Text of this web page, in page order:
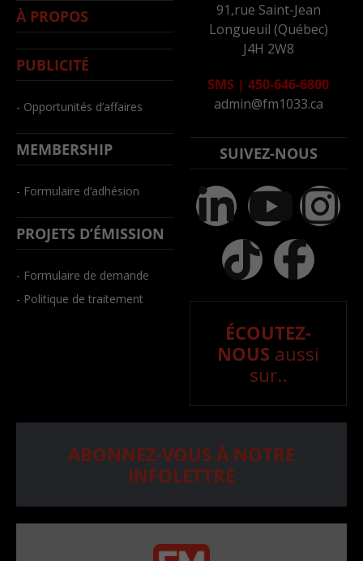
À PROPOS
PUBLICITÉ
- Opportunités d’affaires
MEMBERSHIP
- Formulaire d’adhésion
PROJETS D’ÉMISSION
- Formulaire de demande
- Politique de traitement
91,rue Saint-Jean
Longueuil (Québec)
J4H 2W8
SMS | 450-646-6800
admin@fm1033.ca
SUIVEZ-NOUS
ÉCOUTEZ-
NOUS aussi
sur..
ABONNEZ-VOUS À NOTRE
INFOLETTRE